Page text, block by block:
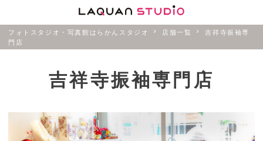
フォトスタジオ・写真館はらかんスタジオ 店舗一覧
吉祥寺振袖専
門店
吉祥寺振袖専門店